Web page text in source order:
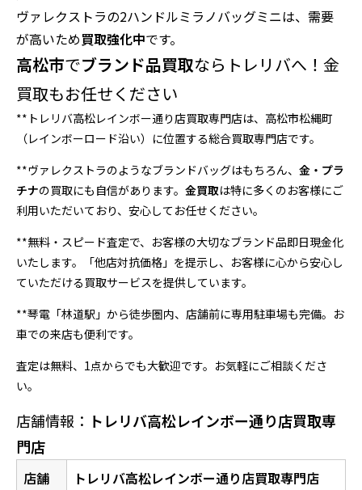
ヴァレクストラの2ハンドルミラノバッグミニは、需要
が高いため買取強化中です。
高松市でブランド品買取ならトレリバへ！金
買取もお任せください
**トレリバ高松レインボー通り店買取専門店は、高松市松縄町
（レインボーロード沿い）に位置する総合買取専門店です。
**ヴァレクストラのようなブランドバッグはもちろん、 金・プラ
チナの買取にも自信があります。 金買取は特に多くのお客様にご
利用いただいており、安心してお任せください。
**無料・スピード査定で、お客様の大切なブランド品即日現金化
いたします。「他店対抗価格」を提示し、お客様に心から安心し
ていただける買取サービスを提供しています。
**琴電「林道駅」から徒歩圏内、店舗前に専用駐車場も完備。お
車での来店も便利です。
査定は無料、1点からでも大歓迎です。お気軽にご相談くださ
い。
店舗情報： トレリバ高松レインボー通り店買取専
門店
店舗
トレリバ高松レインボー通り店買取専門店